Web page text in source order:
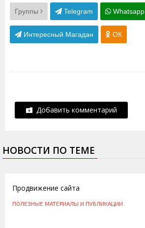
Группы Telegram Whatsapp
Интересный Магадан ОК
Добавить комментарий
НОВОСТИ ПО ТЕМЕ
Продвижение сайта
ПОЛЕЗНЫЕ МАТЕРИАЛЫ И ПУБЛИКАЦИИ